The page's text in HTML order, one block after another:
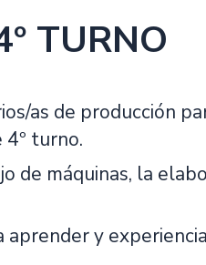
TURNO
as de producción
turno.
de máquinas, la
y